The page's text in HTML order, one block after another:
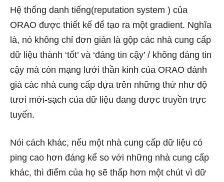
Hệ thống danh tiếng(reputation system ) của
ORAO được thiết kế để tạo ra một gradient. Nghĩa
là, nó không chỉ đơn giản là gộp các nhà cung cấp
dữ liệu thành ‘tốt’ và ‘đáng tin cậy’ / không đáng tin
cậy mà còn mạng lưới thần kinh của ORAO đánh
giá các nhà cung cấp dựa trên những thứ như độ
tươi mới-sạch của dữ liệu đang được truyền trực
tuyến.
Nói cách khác, nếu một nhà cung cấp dữ liệu có
ping cao hơn đáng kể so với những nhà cung cấp
khác, thì điểm của họ sẽ thấp hơn một chút vì dữ